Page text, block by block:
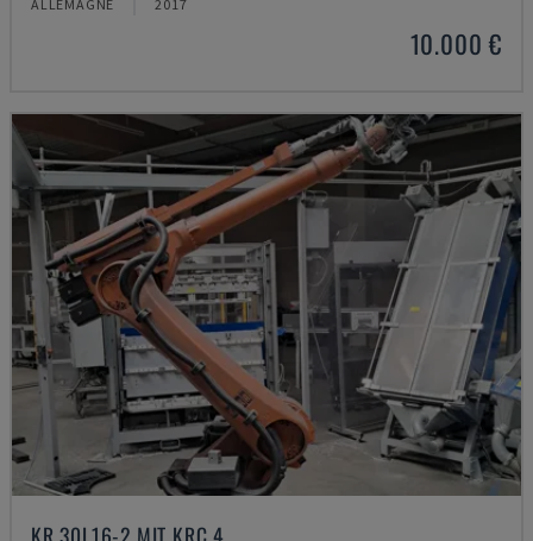
ALLEMAGNE 2017
10.000 €